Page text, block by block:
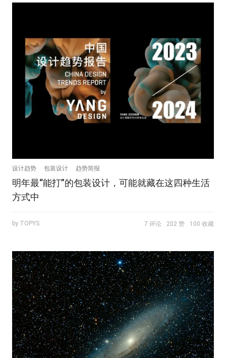
设计趋势 包装设计 趋势简报
明年最“能打”的包装设计，可能就藏在这四种生活
方式中
by TOPYS. 7 评论 202 赞 100 收藏